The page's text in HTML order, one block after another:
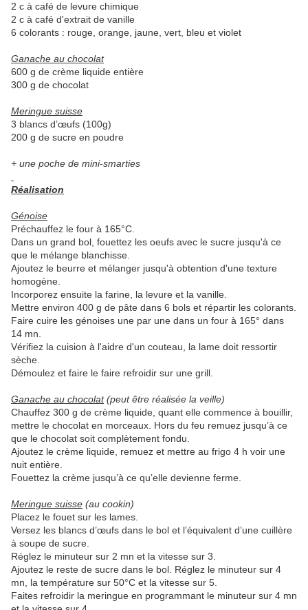
2 c à café de levure chimique
2 c à café d'extrait de vanille
6 colorants : rouge, orange, jaune, vert, bleu et violet
Ganache au chocolat
600 g de crème liquide entière
300 g de chocolat
Meringue suisse
3 blancs d’œufs (100g)
200 g de sucre en poudre
+ une poche de mini-smarties
Réalisation
Génoise
Préchauffez le four à 165°C.
Dans un grand bol, fouettez les oeufs avec le sucre jusqu'à ce
que le mélange blanchisse.
Ajoutez le beurre et mélanger jusqu'à obtention d'une texture
homogène.
Incorporez ensuite la farine, la levure et la vanille.
Mettre environ 400 g de pâte dans 6 bols et répartir les colorants.
Faire cuire les génoises une par une dans un four à 165° dans
14 mn.
Vérifiez la cuision à l'aidre d'un couteau, la lame doit ressortir
sèche.
Démoulez et faire le faire refroidir sur une grill.
Ganache au chocolat(peut être réalisée la veille)
Chauffez 300 g de crème liquide, quant elle commence à bouillir,
mettre le chocolat en morceaux. Hors du feu remuez jusqu’à ce
que le chocolat soit complètement fondu.
Ajoutez le crème liquide, remuez et mettre au frigo 4 h voir une
nuit entière.
Fouettez la crème jusqu’à ce qu’elle devienne ferme.
Meringue suisse (au cookin)
Placez le fouet sur les lames.
Versez les blancs d’œufs dans le bol et l’équivalent d’une cuillère
à soupe de sucre.
Réglez le minuteur sur 2 mn et la vitesse sur 3.
Ajoutez le reste de sucre dans le bol. Réglez le minuteur sur 4
mn, la température sur 50°C et la vitesse sur 5.
Faites refroidir la meringue en programmant le minuteur sur 4 mn